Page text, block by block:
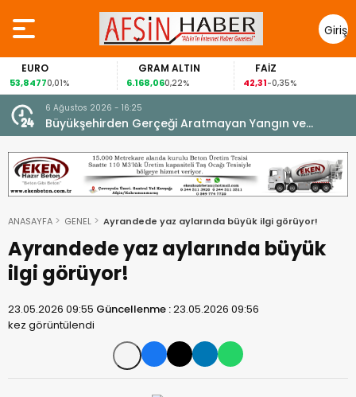
Giriş
Yap
GRAM ALTIN
0,22% 42,31 -0,35%
6 Ağustos 2026 - 16:25
Büyükşehirden Gerçeği Aratmayan Yangın ve
Kurtarma Tatbikatı.
ANASAYFA GENEL Ayrandede yaz aylarında büyük ilgi görüyor!
Ayrandede yaz aylarında büyük
ilgi görüyor!
23.05.2026 09:55 Güncellenme :23.05.2026 09:56
kez görüntülendi